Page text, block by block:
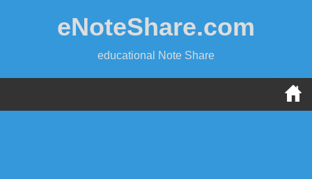
eNoteShare.com
educational Note Share